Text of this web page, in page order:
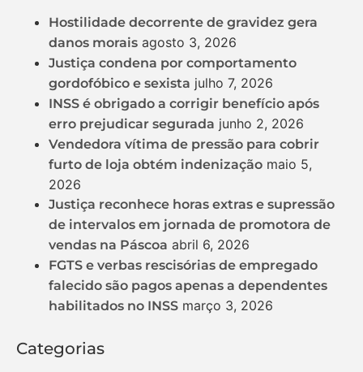
Hostilidade decorrente de gravidez gera
danos morais agosto 3, 2026
Justiça condena por comportamento
gordofóbico e sexista julho 7, 2026
INSS é obrigado a corrigir benefício após
erro prejudicar segurada junho 2, 2026
Vendedora vítima de pressão para cobrir
furto de loja obtém indenização maio 5,
2026
Justiça reconhece horas extras e supressão
de intervalos em jornada de promotora de
vendas na Páscoa abril 6, 2026
FGTS e verbas rescisórias de empregado
falecido são pagos apenas a dependentes
habilitados no INSS março 3, 2026
Categorias